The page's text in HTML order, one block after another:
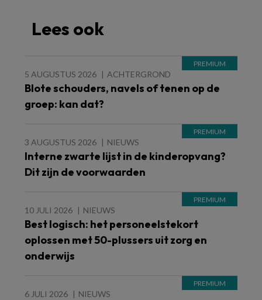
Lees ook
5 AUGUSTUS 2026 ACHTERGROND
Blote schouders, navels of tenen op de
groep: kan dat?
3 AUGUSTUS 2026 NIEUWS
Interne zwarte lijst in de kinderopvang?
Dit zijn de voorwaarden
10 JULI 2026 NIEUWS
Best logisch: het personeelstekort
oplossen met 50-plussers uit zorg en
onderwijs
6 JULI 2026 NIEUWS